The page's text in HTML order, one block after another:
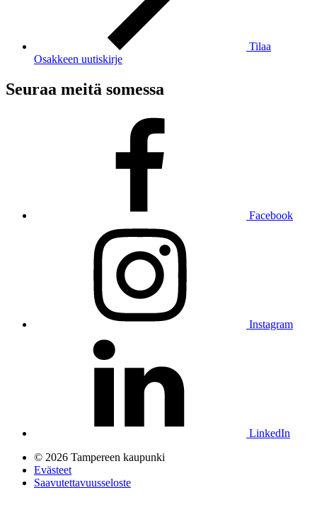
Tilaa
Osakkeen uutiskirje
Seuraa meitä somessa
Facebook
Instagram
LinkedIn
© 2026 Tampereen kaupunki
Evästeet
Saavutettavuusseloste